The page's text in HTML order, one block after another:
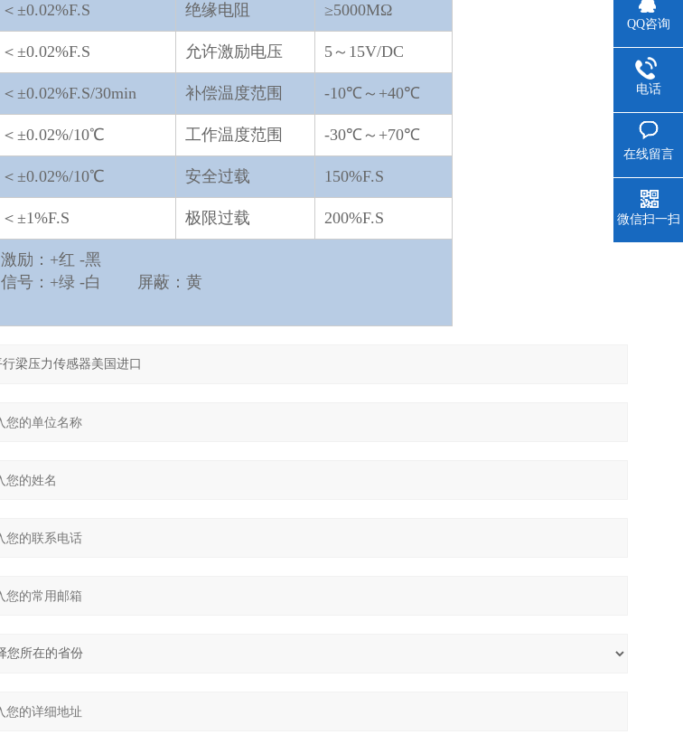
＜±0.02%F.S 绝缘电阻 ≥5000MΩ
＜±0.02%F.S 允许激励电压 5～15V/DC
＜±0.02%F.S/30min 补偿温度范围 -10℃～+40℃
＜±0.02%/10℃ 工作温度范围 -30℃～+70℃
＜±0.02%/10℃ 安全过载 150%F.S
＜±1%F.S 极限过载 200%F.S
激励：+红 -黑
信号：+绿 -白 屏蔽：黄
QQ咨询
电话
在线留言
微信扫一扫